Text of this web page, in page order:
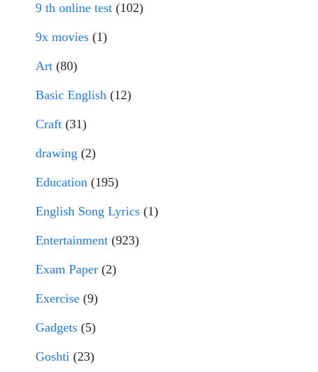
9 th online test (102)
9x movies (1)
Art (80)
Basic English (12)
Craft (31)
drawing (2)
Education (195)
English Song Lyrics (1)
Entertainment (923)
Exam Paper (2)
Exercise (9)
Gadgets (5)
Goshti (23)